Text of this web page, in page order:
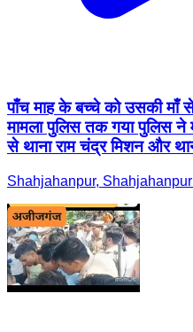
पाँच माह के बच्चे को उसकी माँ
मामला पुलिस तक गया पुलिस ने
से थाना राम चंद्र मिशन और
Shahjahanpur,